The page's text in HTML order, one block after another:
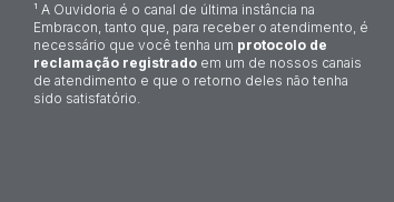
¹ A Ouvidoria é o canal de última instância na
Embracon, tanto que, para receber o atendimento, é
necessário que você tenha um protocolo de
reclamação registrado em um de nossos canais
de atendimento e que o retorno deles não tenha
sido satisfatório.